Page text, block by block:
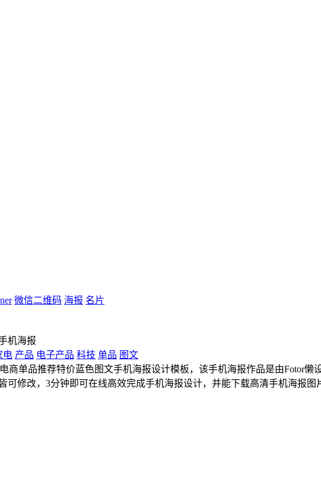
微信二维码 海报 名片
机海报
电 产品 电子产品 科技 单品 图文
商单品推荐特价蓝色图文手机海报设计模板，该手机海报作品是由Fotor懒
可修改，3分钟即可在线高效完成手机海报设计，并能下载高清手机海报图